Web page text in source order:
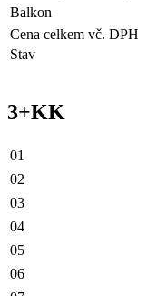
Balkon
Cena celkem vč. DPH
Stav
3+KK
01
02
03
04
05
06